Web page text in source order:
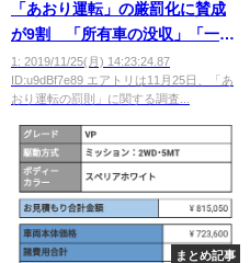
「あおり運転」の厳罰化に賛成
が9割 「所有車の没収」「一生
涯免停」を求める声も
1: 2019/11/25(月) 14:23:24.87
ID:u9dBf7e89 エアトリは11月25日、「あ
おり運転の罰則」に関する調査...
まとめ記事